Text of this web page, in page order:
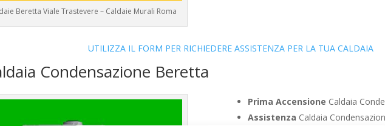
Beretta Viale Trastevere – Caldaie Murali Roma
UTILIZZA IL FORM PER RICHIEDERE ASSISTENZA PER LA TUA CALDAIA
Condensazione Beretta
Prima Accensione Caldaia
Assistenza Caldaia